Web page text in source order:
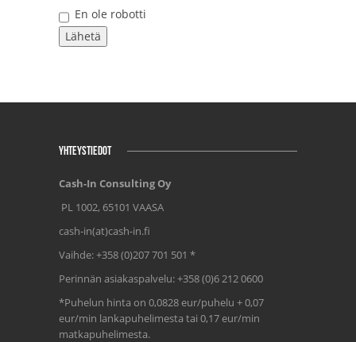
En ole robotti
YHTEYSTIEDOT
Cash-In Consulting Oy
PL 1002, 65101 VAASA
cash-in(at)cash-in.fi
Vaihde: +358 (0)207 701 501 *
Perinnän asiakaspalvelu: +358 (0)6 212 0600
*Puhelun hinta on 0,0828 eur/puhelu + 0,07
eur/min lankapuhelimesta tai 0,17 eur/min
matkapuhelimesta.